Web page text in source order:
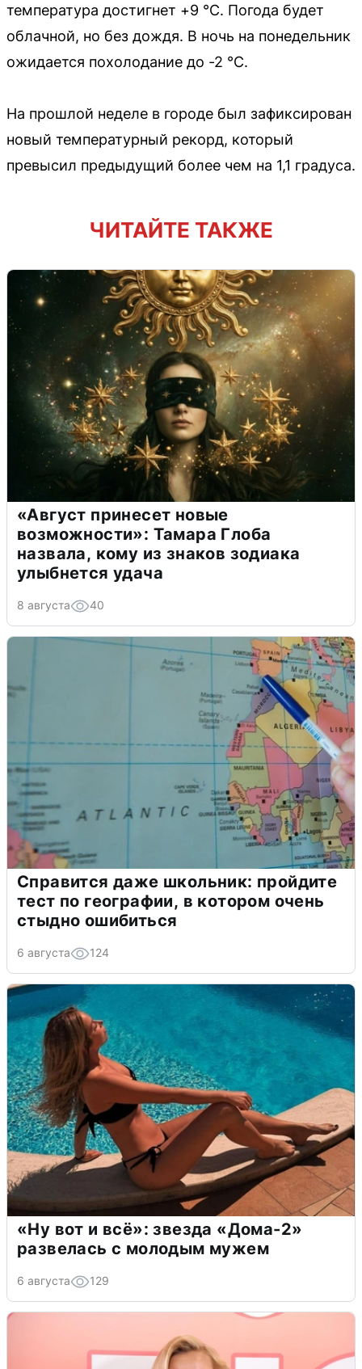
температура достигнет +9 °C. Погода будет
облачной, но без дождя. В ночь на понедельник
ожидается похолодание до -2 °C.
На прошлой неделе в городе был зафиксирован
новый температурный рекорд, который
превысил предыдущий более чем на 1,1 градуса.
ЧИТАЙТЕ ТАКЖЕ
«Август принесет новые
возможности»: Тамара Глоба
назвала, кому из знаков зодиака
улыбнется удача
8 августа 40
Справится даже школьник: пройдите
тест по географии, в котором очень
стыдно ошибиться
6 августа 124
«Ну вот и всё»: звезда «Дома-2»
развелась с молодым мужем
6 августа 129